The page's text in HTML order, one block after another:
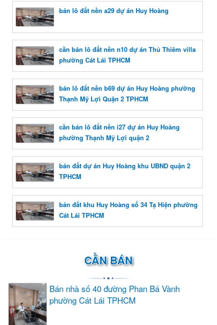
bán lô đất nền a29 dự án Huy Hoàng
cần bán lô đất nền n10 dự án Thủ Thiêm villa
phường Cát Lái TPHCM
bán lô đất nền b69 dự án Huy Hoàng phường
Thạnh Mỹ Lợi Quận 2 TPHCM
cần bán lô đất nền i27 dự án Huy Hoàng
phường Thạnh Mỹ Lợi quận 2
bán đất dự án Huy Hoàng khu UBND quận 2
TPHCM
bán đất khu Huy Hoàng số 34 Tạ Hiện phường
Cát Lái TPHCM
CẦN BÁN
Bán nhà số 40 đường Phan Bá Vành
phường Cát Lái TPHCM